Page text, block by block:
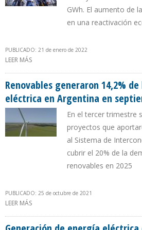
GWh. El aumento de
en una reactivación
PUBLICADO: 21 de enero de 2022
LEER MÁS
Renovables generaron 14,2%
eléctrica en Argentina en
En el tercer trimestre
proyectos que
al Sistema de
cubrir el 20% de la
renovables en 2025
PUBLICADO: 25 de octubre de 2021
LEER MÁS